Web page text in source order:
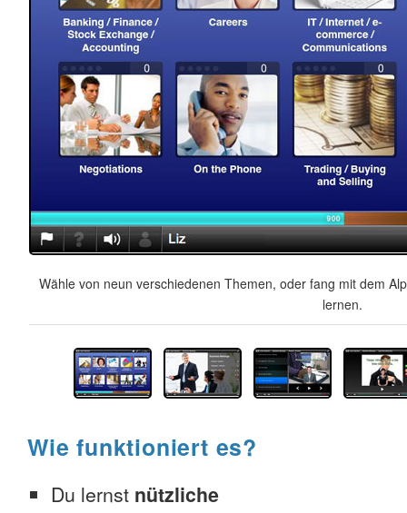
Wähle von neun verschiedenen Themen, oder fang mit dem
lernen.
Wie funktioniert es?
Du lernst nützliche